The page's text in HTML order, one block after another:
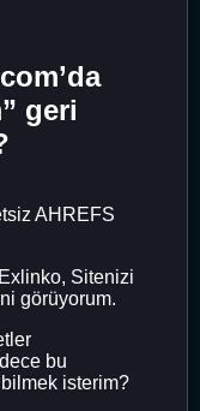
geri
AHREFS
Sitenizi
görüyorum.
bu
isterim?